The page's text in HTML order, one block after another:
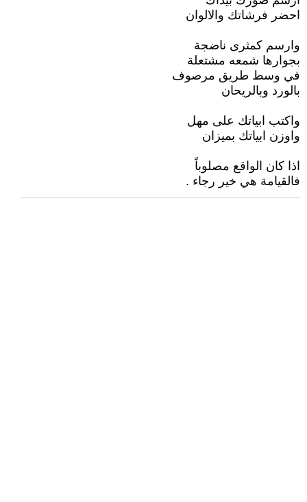
احضر فرشاتك والالوان
وارسم كمثرى ناضجة
بجوارها شمعه مشتعلة
في وسط طريق مرصوف
بالورد وبالريحان
واكتب ابياتك على مهل
واوزن ابياتك بميزان
اذا كان الواقع مصلوباً
فالقيامة هي خير رجاء .